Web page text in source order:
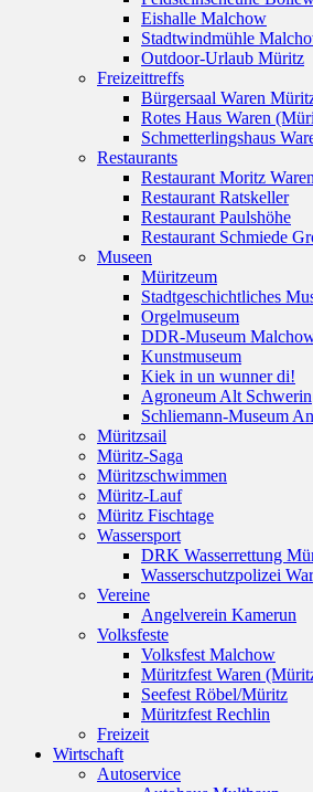
Eishalle Malchow
Stadtwindmühle
Outdoor-Urlaub Müritz
Freizeittreffs
Bürgersaal Waren
Rotes Haus Waren
Schmetterlingshaus
Restaurants
Restaurant Moritz
Restaurant Ratskeller
Restaurant Paulshöhe
Restaurant Schmiede
Museen
Müritzeum
Stadtgeschichtliches
Orgelmuseum
DDR-Museum
Kunstmuseum
Kiek in un wunner di!
Agroneum Alt Schwerin
Schliemann-Museum
Müritzsail
Müritz-Saga
Müritzschwimmen
Müritz-Lauf
Müritz Fischtage
Wassersport
DRK Wasserrettung
Wasserschutzpolizei
Vereine
Angelverein Kamerun
Volksfeste
Volksfest Malchow
Müritzfest Waren
Seefest Röbel/Müritz
Müritzfest Rechlin
Freizeit
Wirtschaft
Autoservice